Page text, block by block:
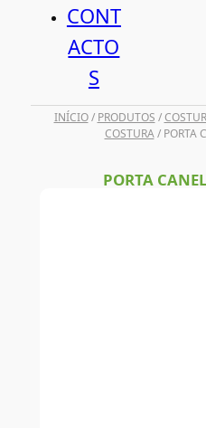
CONT
ACTO
S
INÍCIO/ PRODUTOS /
COSTURA/ PORTA
PORTA